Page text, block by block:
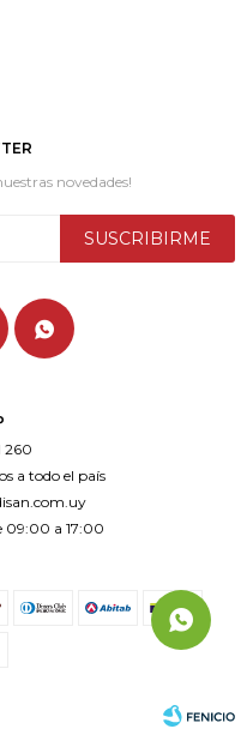
260
a todo el país
09:00 a 17:00
novedades!
SUSCRIBIRME
